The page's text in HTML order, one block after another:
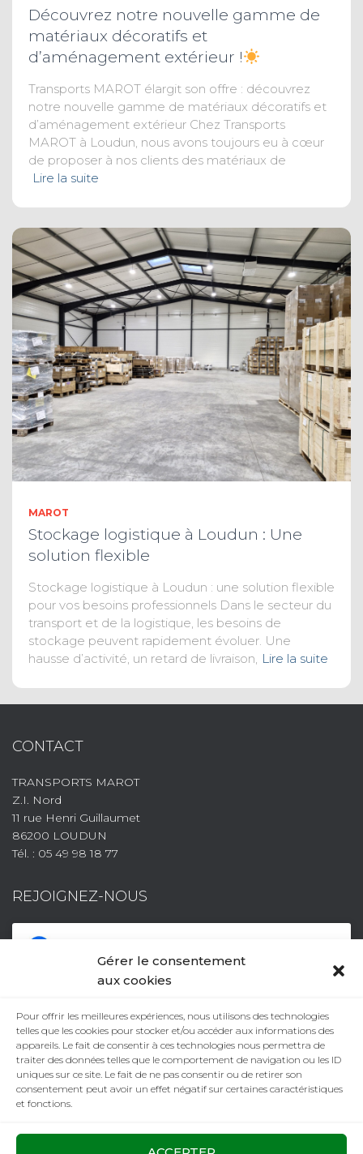
Gérer le consentement
aux cookies
Pour offrir les meilleures expériences, nous utilisons des technologies
telles que les cookies pour stocker et/ou accéder aux informations des
appareils. Le fait de consentir à ces technologies nous permettra de
traiter des données telles que le comportement de navigation ou les ID
uniques sur ce site. Le fait de ne pas consentir ou de retirer son
consentement peut avoir un effet négatif sur certaines caractéristiques
et fonctions.
Découvrez notre nouvelle gamme de
matériaux décoratifs et
d’aménagement extérieur !
Transports MAROT élargit son offre : découvrez
notre nouvelle gamme de matériaux décoratifs et
d’aménagement extérieur Chez Transports
MAROT à Loudun, nous avons toujours eu à cœur
de proposer à nos clients des matériaux de
Lire la suite
MAROT
Stockage logistique à Loudun : Une
solution flexible
Stockage logistique à Loudun : une solution flexible
pour vos besoins professionnels Dans le secteur du
transport et de la logistique, les besoins de
stockage peuvent rapidement évoluer. Une
hausse d’activité, un retard de livraison, Lire la suite
CONTACT
TRANSPORTS MAROT
Z.I. Nord
11 rue Henri Guillaumet
86200 LOUDUN
Tél. : 05 49 98 18 77
REJOIGNEZ-NOUS
Facebook
Cliquez pour accepter les cookies
marketing et activer ce contenu